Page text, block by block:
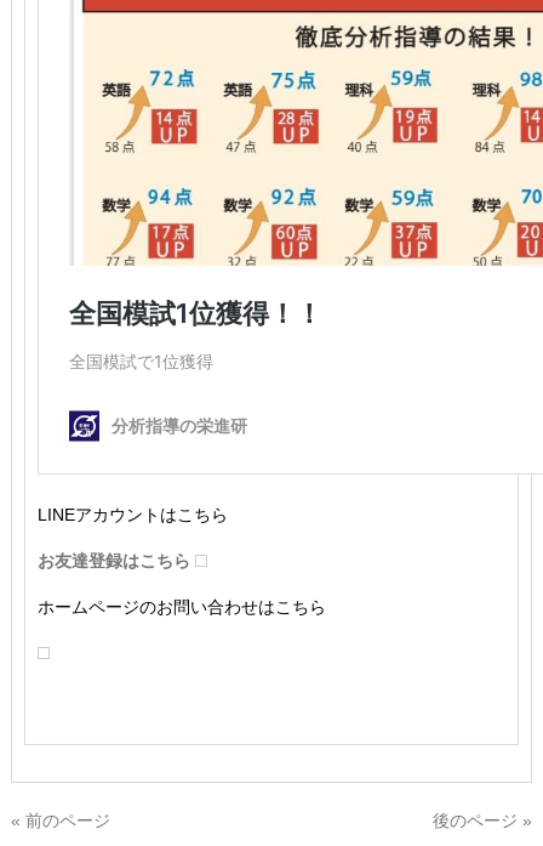
LINEアカウントはこちら
お友達登録はこちら
ホームページのお問い合わせはこちら
« 前のページ 後のページ »